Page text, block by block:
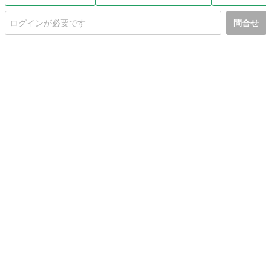
問合せ